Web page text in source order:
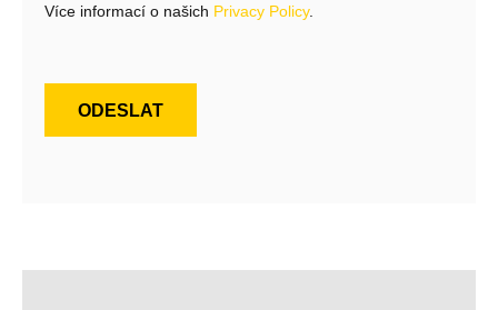
Více informací o našich Privacy Policy.
ODESLAT